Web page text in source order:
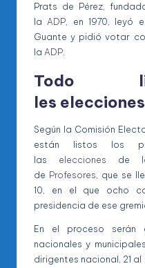
Prats de Pérez,
laADP, en 1970, leyó
Guante y pidió votar
la ADP.
Todo
les elecciones
Según la Comisión
están listos los
las elecciones de la
de Profesores, que se
10, en el que ocho
presidencia de ese
En el proceso serán
nacionales y
dirigentes nacional, 21